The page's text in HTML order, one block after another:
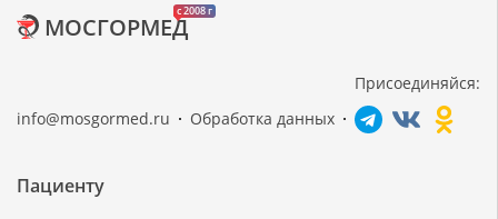
c 2008 г
МОСГОРМЕД
info@mosgormed.ru Обработка данных
Присоединяйся:
Пациенту